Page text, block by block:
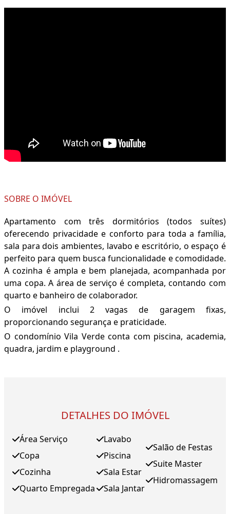
SOBRE O IMÓVEL
Apartamento com três dormitórios (todos suítes)
oferecendo privacidade e conforto para toda a família,
sala para dois ambientes, lavabo e escritório, o espaço é
perfeito para quem busca funcionalidade e comodidade.
A cozinha é ampla e bem planejada, acompanhada por
uma copa. A área de serviço é completa, contando com
quarto e banheiro de colaborador.
O imóvel inclui 2 vagas de garagem fixas,
proporcionando segurança e praticidade.
O condomínio Vila Verde conta com piscina, academia,
quadra, jardim e playground .
DETALHES DO IMÓVEL
Área Serviço
Copa
Cozinha
Quarto Empregada
Lavabo
Piscina
Sala Estar
Sala Jantar
Salão de Festas
Suite Master
Hidromassagem